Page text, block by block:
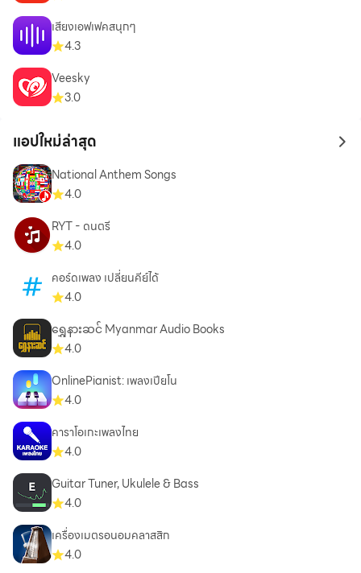
เสียงเอฟเฟคสนุกๆ
4.3
Veesky
3.0
แอปใหม่ล่าสุด to
National Anthem Songs
4.0
RYT - ดนตรี
4.0
คอร์ดเพลง เปลี่ยนคีย์ได้
4.0
ရွှေနားဆင် Myanmar Audio Books
4.0
OnlinePianist: เพลงเปียโน
4.0
คาราโอเกะเพลงไทย
4.0
Guitar Tuner, Ukulele & Bass
4.0
เครื่องเมตรอนอมคลาสสิก
4.0